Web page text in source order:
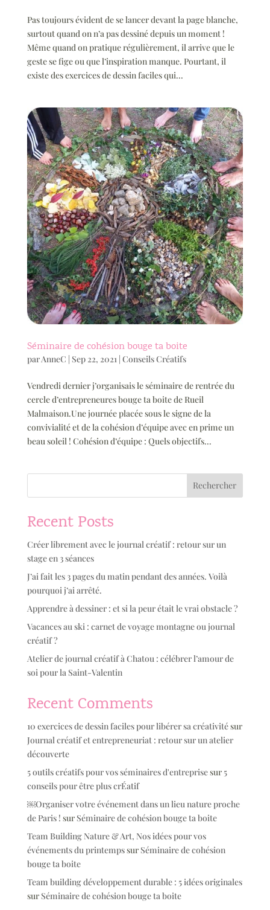
Pas toujours évident de se lancer devant la page blanche,
surtout quand on n’a pas dessiné depuis un moment !
Même quand on pratique régulièrement, il arrive que le
geste se fige ou que l’inspiration manque. Pourtant, il
existe des exercices de dessin faciles qui...
Séminaire de cohésion bouge ta boite
parAnneC | Sep 22, 2021 | Conseils Créatifs
Vendredi dernier j’organisais le séminaire de rentrée du
cercle d’entrepreneures bouge ta boite de Rueil
Malmaison.Une journée placée sous le signe de la
convivialité et de la cohésion d’équipe avec en prime un
beau soleil ! Cohésion d’équipe : Quels objectifs...
Rechercher
Recent Posts
Créer librement avec le journal créatif : retour sur un
stage en 3 séances
J’ai fait les 3 pages du matin pendant des années. Voilà
pourquoi j’ai arrêté.
Apprendre à dessiner : et si la peur était le vrai obstacle ?
Vacances au ski : carnet de voyage montagne ou journal
créatif ?
Atelier de journal créatif à Chatou : célébrer l’amour de
soi pour la Saint-Valentin
Recent Comments
10 exercices de dessin faciles pour libérer sa créativitésur
Journal créatif et entrepreneuriat : retour sur un atelier
découverte
5 outils créatifs pour vos séminaires d'entreprisesur 5
conseils pour être plus crÉatif
￼Organiser votre événement dans un lieu nature proche
de Paris ! sur Séminaire de cohésion bouge ta boite
Team Building Nature & Art, Nos idées pour vos
événements du printempssur Séminaire de cohésion
bouge ta boite
Team building développement durable : 5 idées originales
sur Séminaire de cohésion bouge ta boite